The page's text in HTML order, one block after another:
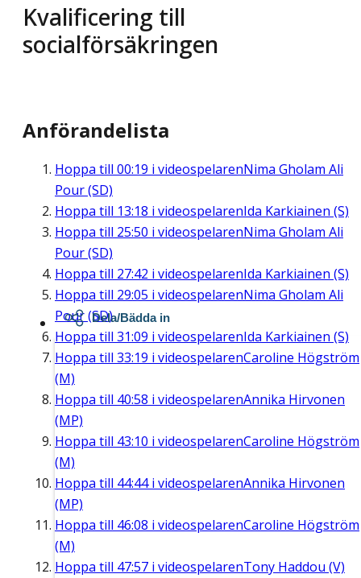
Kvalificering till
socialförsäkringen
Anförandelista
Hoppa till 00:19 i videospelarenNima Gholam Ali
Pour (SD)
Hoppa till 13:18 i videospelarenIda Karkiainen (S)
Hoppa till 25:50 i videospelarenNima Gholam Ali
Pour (SD)
Hoppa till 27:42 i videospelarenIda Karkiainen (S)
Hoppa till 29:05 i videospelarenNima Gholam Ali
Pour (SD)
Hoppa till 31:09 i videospelarenIda Karkiainen (S)
Hoppa till 33:19 i videospelarenCaroline Högström
(M)
Hoppa till 40:58 i videospelarenAnnika Hirvonen
(MP)
Hoppa till 43:10 i videospelarenCaroline Högström
(M)
Hoppa till 44:44i videospelarenAnnika Hirvonen
(MP)
Hoppa till 46:08 i videospelarenCaroline Högström
(M)
Hoppa till 47:57 i videospelarenTony Haddou (V)
Dela/Bädda in